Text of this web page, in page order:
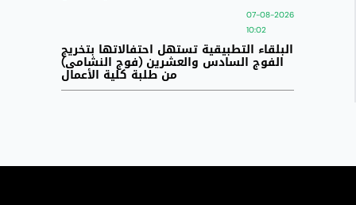
07-08-2026
10:02
البلقاء التطبيقية تستهل احتفالاتها بتخريج
الفوج السادس والعشرين (فوج النشامى)
من طلبة كلية الأعمال